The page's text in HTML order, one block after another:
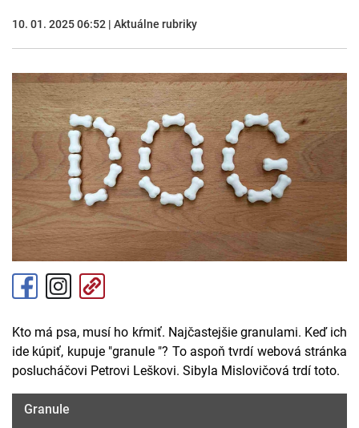
10. 01. 2025 06:52 | Aktuálne rubriky
Kto má psa, musí ho kŕmiť. Najčastejšie granulami. Keď ich
ide kúpiť, kupuje "granule "? To aspoň tvrdí webová stránka
poslucháčovi Petrovi Leškovi. Sibyla Mislovičová trdí toto.
Granule